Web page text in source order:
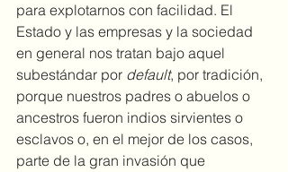
para explotarnos con facilidad. El
Estado y las empresas y la sociedad
en general nos tratan bajo aquel
subestándar por default, por tradición,
porque nuestros padres o abuelos o
ancestros fueron indios sirvientes o
esclavos o, en el mejor de los casos,
parte de la gran invasión que